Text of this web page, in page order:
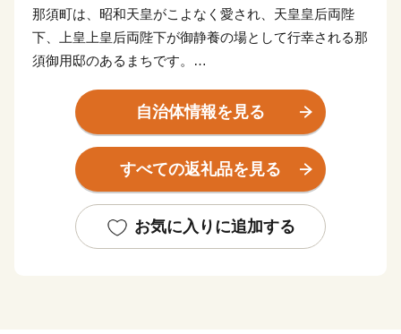
那須町は、昭和天皇がこよなく愛され、天皇皇后両陛
下、上皇上皇后両陛下が御静養の場として行幸される那
須御用邸のあるまちです。
那須連山の麓に、歴史ある那須温泉郷をはじめ、豊かな
自然と調和したレジャー施設やリゾートホテル、別荘地
など充実した観光資源とともに、お客様を迎えておりま
那須を存分に感じていただけるよう、宿泊施設の利用券
をはじめ、レジャー施設利用券、那須和牛、乳製品など
自治体情報を見る
すべての返礼品を見る
お気に入りに追加する